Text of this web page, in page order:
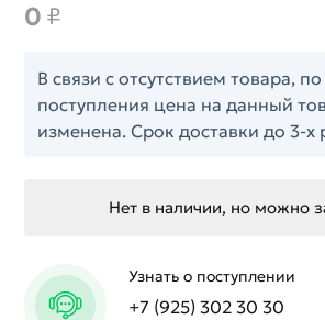
0 ₽
В связи с отсутствием товара,
поступления цена на данный
изменена. Срок доставки до 3-х
Нет в наличии, но можно
Узнать о поступлении
+7 (925) 302 30 30